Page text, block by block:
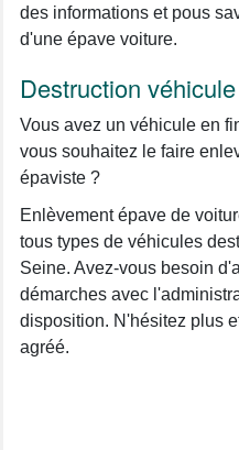
des informations et pous
d'une épave voiture.
Destruction
Vous avez un véhicule en
vous souhaitez le faire
épaviste ?
Enlèvement épave de
tous types de véhicules
Seine. Avez-vous besoin
démarches avec
disposition. N'hésitez plus
agréé.